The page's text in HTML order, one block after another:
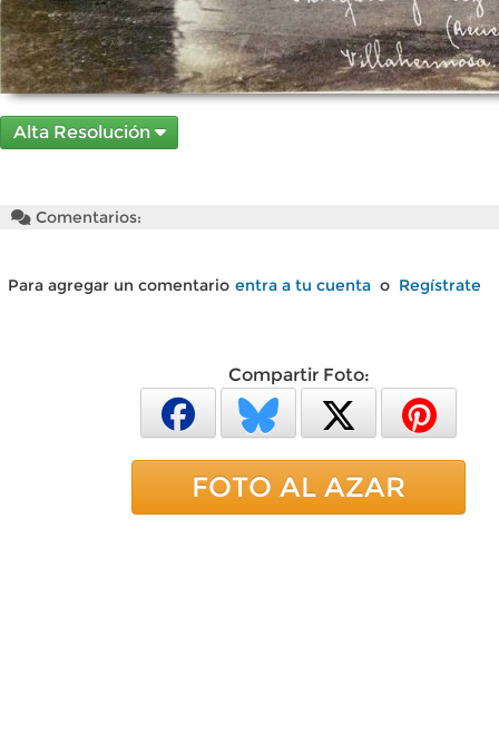
Alta Resolución
Comentarios:
Para agregar un comentario entra a tu cuenta o Regístrate
Compartir Foto:
FOTO AL AZAR